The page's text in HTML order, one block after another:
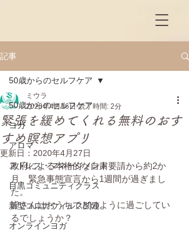
記事
50歳からのセルフケア
ヨガ
アロマ
ストレス・マネージメント
目黒コミュニティクラス
新型コロナウィルス関連
オンラインヨガ
50歳からのセルフケア
緊張を緩めてくれる無料のおす
すめ瞑想アプリ
ミウラ
2020年4月16日 読了時間: 2分
更新日： 2020年4月27日
政府による本格的な自粛要請から約2か
月、緊急事態宣言から1週間が過ぎまし
た。
皆さんはおうちでどのように過ごしてい
るでしょうか？